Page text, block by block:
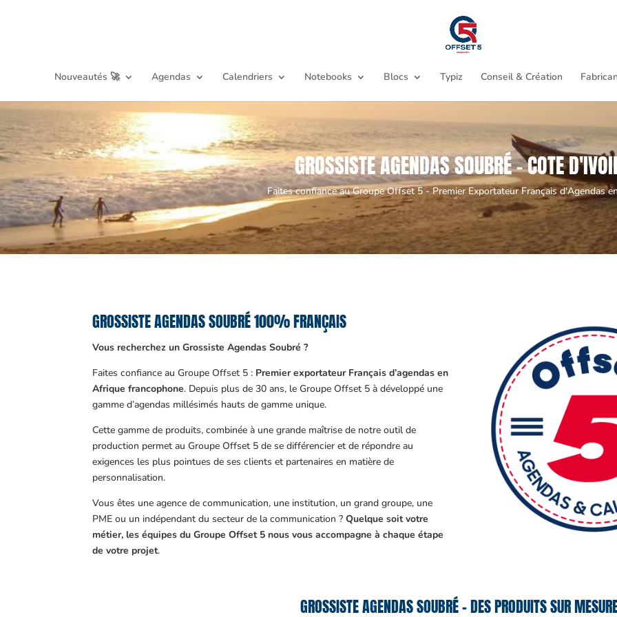
Nouveautés 🚀 Agendas Calendriers Notebooks Blocs Typiz Conseil & Création
GROSSISTE AGENDAS SOUBRÉ - COTE
Faites confiance au Groupe Offset 5 - Premier Exportateur Français d'Agendas
GROSSISTE AGENDAS SOUBRÉ 100% FRANÇAIS
Vous recherchez un Grossiste Agendas Soubré ?
Faites confiance au Groupe Offset 5 : Premier exportateur Français d’agendas en
Afrique francophone. Depuis plus de 30 ans, le Groupe Offset 5 à développé une
gamme d’agendas millésimés hauts de gamme unique.
Cette gamme de produits, combinée à une grande maîtrise de notre outil de
production permet au Groupe Offset 5 de se différencier et de répondre au
exigences les plus pointues de ses clients et partenaires en matière de
personnalisation.
Vous êtes une agence de communication, une institution, un grand groupe, une
PME ou un indépendant du secteur de la communication ?Quelque soit votre
métier, les équipes du Groupe Offset 5 nous vous accompagne à chaque étape
de votre projet.
GROSSISTE AGENDAS SOUBRÉ – DES PRODUITS SUR